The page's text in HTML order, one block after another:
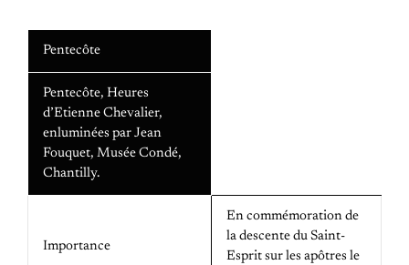
Pentecôte
Pentecôte, Heures
d’Etienne Chevalier,
enluminées par Jean
Fouquet, Musée Condé,
Chantilly.
Importance
En commémoration de
la descente du Saint-
Esprit sur les apôtres le